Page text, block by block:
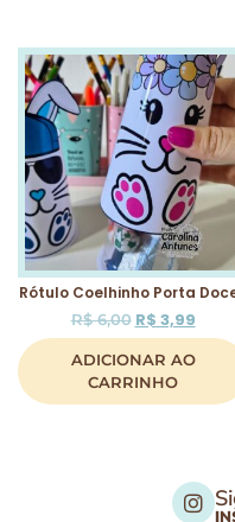
Rótulo Coelhinho Porta
R$6,00 R$ 3,99
ADICIONAR AO
CARRINHO